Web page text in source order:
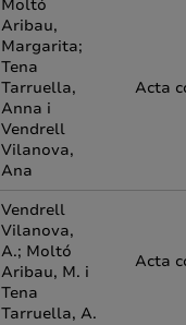
Moltó
Aribau,
Margarita;
Tena
Tarruella,
Anna i
Vendrell
Vilanova,
Ana
Acta
Vendrell
Vilanova,
A.; Moltó
Aribau, M. i
Tena
Tarruella, A.
Acta